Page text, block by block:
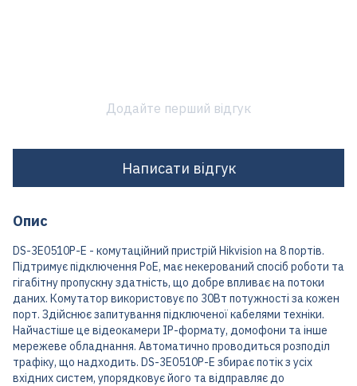
Додайте перший відгук
Написати відгук
Опис
DS-3E0510P-E - комутаційний пристрій Hikvision на 8 портів.
Підтримує підключення PoE, має некерований спосіб роботи та
гігабітну пропускну здатність, що добре впливає на потоки
даних. Комутатор використовує по 30Вт потужності за кожен
порт. Здійснює запитування підключеної кабелями техніки.
Найчастіше це відеокамери IP-формату, домофони та інше
мережеве обладнання. Автоматично проводиться розподіл
трафіку, що надходить. DS-3E0510P-E збирає потік з усіх
вхідних систем, упорядковує його та відправляє до